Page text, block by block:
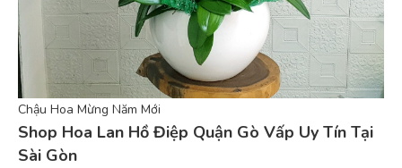
Chậu Hoa Mừng Năm Mới
Shop Hoa Lan Hồ Điệp Quận Gò Vấp Uy Tín Tại
Sài Gòn